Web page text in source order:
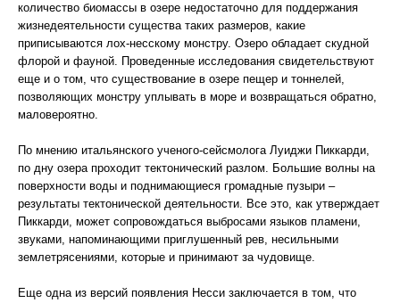
количество биомассы в озере недостаточно для поддержания
жизнедеятельности существа таких размеров, какие
приписываются лох-несскому монстру. Озеро обладает скудной
флорой и фауной. Проведенные исследования свидетельствуют
еще и о том, что существование в озере пещер и тоннелей,
позволяющих монстру уплывать в море и возвращаться обратно,
маловероятно.
По мнению итальянского ученого-сейсмолога Луиджи Пиккарди,
по дну озера проходит тектонический разлом. Большие волны на
поверхности воды и поднимающиеся громадные пузыри –
результаты тектонической деятельности. Все это, как утверждает
Пиккарди, может сопровождаться выбросами языков пламени,
звуками, напоминающими приглушенный рев, несильными
землетрясениями, которые и принимают за чудовище.
Еще одна из версий появления Несси заключается в том, что